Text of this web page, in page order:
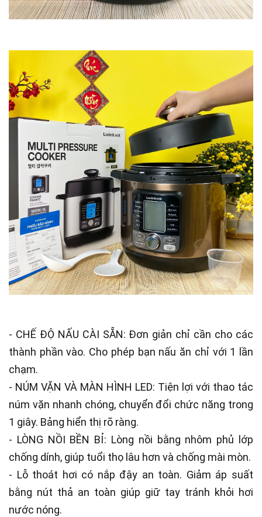
- CHẾ ĐỘ NẤU CÀI SẴN: Đơn giản chỉ cần cho các
thành phần vào. Cho phép bạn nấu ăn chỉ với 1 lần
chạm.
- NÚM VẶN VÀ MÀN HÌNH LED: Tiện lợi với thao tác
núm vặn nhanh chóng, chuyển đổi chức năng trong
1 giây. Bảng hiển thị rõ ràng.
- LÒNG NỒI BỀN BỈ: Lòng nồi bằng nhôm phủ lớp
chống dính, giúp tuổi thọ lâu hơn và chống mài mòn.
- Lỗ thoát hơi có nắp đậy an toàn. Giảm áp suất
bằng nút thả an toàn giúp giữ tay tránh khỏi hơi
nước nóng.